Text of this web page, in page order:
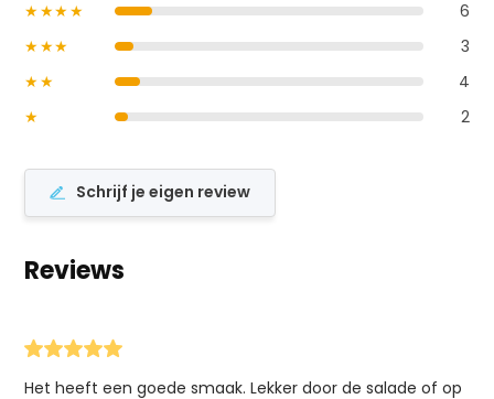
★★★★
6
★★★
3
★★
4
★
2
Schrijf je eigen review
Reviews
Het heeft een goede smaak. Lekker door de salade of op